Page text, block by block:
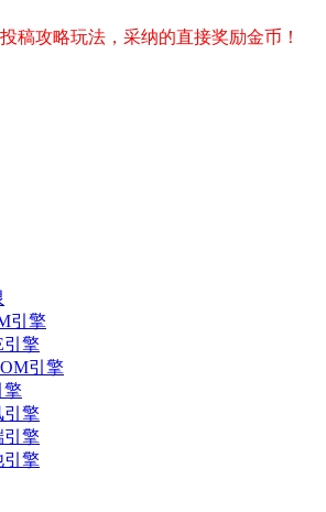
稿攻略玩法，采纳的直接奖励金币！
引擎
引擎
引擎
擎
引擎
引擎
引擎